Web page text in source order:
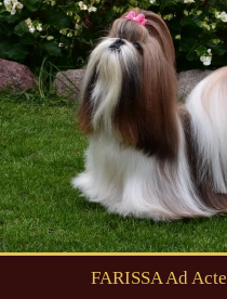
FARISSA Ad Acte